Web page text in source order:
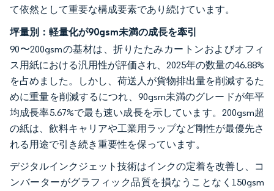
て依然として重要な構成要素であり続けています。
坪量別：軽量化が90gsm未満の成長を牽引
90〜200gsmの基材は、折りたたみカートンおよびオフィ
ス用紙における汎用性が評価され、2025年の数量の46.88%
を占めました。しかし、荷送人が貨物排出量を削減するた
めに重量を削減するにつれ、90gsm未満のグレードが年平
均成長率5.67%で最も速い成長を示しています。200gsm超
の紙は、飲料キャリアや工業用ラップなど剛性が最優先さ
れる用途で引き続き重要性を保っています。
デジタルインクジェット技術はインクの定着を改善し、コ
ンバーターがグラフィック品質を損なうことなく150gsm